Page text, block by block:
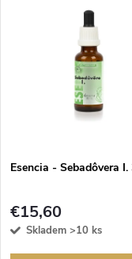
v
vyrobené zo starostlivo
Esencia - Sebadôvera I.
€15,60
Skladem >10 ks